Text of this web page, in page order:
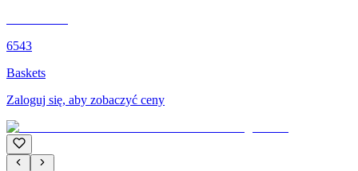
6543
Baskets
Zaloguj się, aby zobaczyć ceny